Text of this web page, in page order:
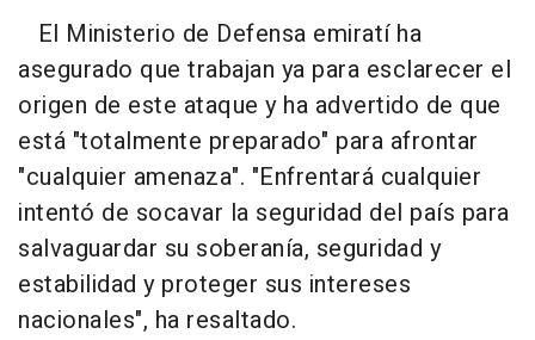
El Ministerio de Defensa emiratí ha
asegurado que trabajan ya para esclarecer el
origen de este ataque y ha advertido de que
está "totalmente preparado" para afrontar
"cualquier amenaza". "Enfrentará cualquier
intentó de socavar la seguridad del país para
salvaguardar su soberanía, seguridad y
estabilidad y proteger sus intereses
nacionales", ha resaltado.